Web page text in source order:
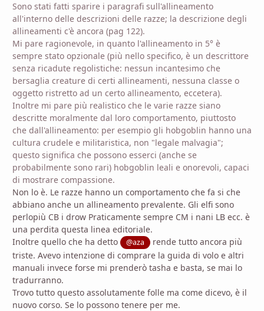
Sono stati fatti sparire i paragrafi sull'allineamento
all'interno delle descrizioni delle razze; la descrizione degli
allineamenti c'è ancora (pag 122).
Mi pare ragionevole, in quanto l'allineamento in 5° è
sempre stato opzionale (più nello specifico, è un descrittore
senza ricadute regolistiche: nessun incantesimo che
bersaglia creature di certi allineamenti, nessuna classe o
oggetto ristretto ad un certo allineamento, eccetera).
Inoltre mi pare più realistico che le varie razze siano
descritte moralmente dal loro comportamento, piuttosto
che dall'allineamento: per esempio gli hobgoblin hanno una
cultura crudele e militaristica, non "legale malvagia";
questo significa che possono esserci (anche se
probabilmente sono rari) hobgoblin leali e onorevoli, capaci
di mostrare compassione.
Non lo è. Le razze hanno un comportamento che fa si che
abbiano anche un allineamento prevalente. Gli elfi sono
perlopiù CB i drow Praticamente sempre CM i nani LB ecc. è
una perdita questa linea editoriale.
Inoltre quello che ha detto
@aza
rende tutto ancora più
triste. Avevo intenzione di comprare la guida di volo e altri
manuali invece forse mi prenderò tasha e basta, se mai lo
tradurranno.
Trovo tutto questo assolutamente folle ma come dicevo, è il
nuovo corso. Se lo possono tenere per me.